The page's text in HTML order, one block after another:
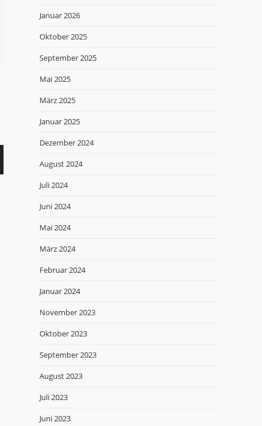
Januar 2026
Oktober 2025
September 2025
Mai 2025
März 2025
Januar 2025
Dezember 2024
August 2024
Juli 2024
Juni 2024
Mai 2024
März 2024
Februar 2024
Januar 2024
November 2023
Oktober 2023
September 2023
August 2023
Juli 2023
Juni 2023